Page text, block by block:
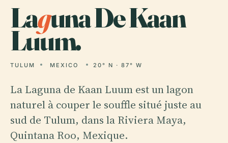
Laguna De Kaan
Luum.
TULUM MEXICO 20° N · 87° W
La Laguna de Kaan Luum est un lagon
naturel à couper le souffle situé juste au
sud de Tulum, dans la Riviera Maya,
Quintana Roo, Mexique.